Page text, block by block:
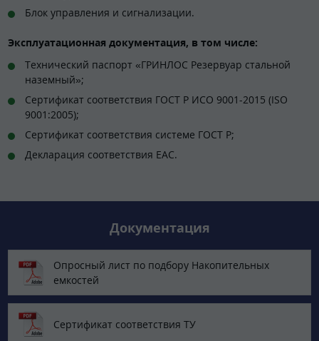
Блок управления и сигнализации.
Эксплуатационная документация, в том числе:
Технический паспорт «ГРИНЛОС Резервуар стальной
наземный»;
Сертификат соответствия ГОСТ Р ИСО 9001-2015 (ISO
9001:2005);
Сертификат соответствия системе ГОСТ Р;
Декларация соответствия EAC.
Документация
Опросный лист по подбору Накопительных
емкостей
Сертификат соответствия ТУ